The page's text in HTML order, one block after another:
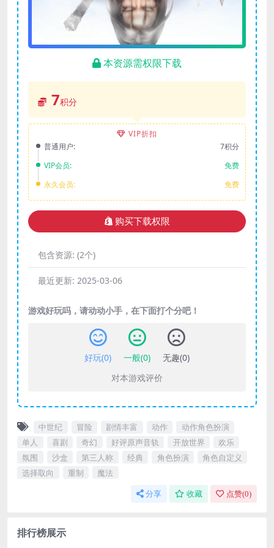
本资源需权限下载
7积分
VIP折扣
普通用户:
7积分
VIP会员:
免费
永久会员:
免费
购买下载权限
包含资源: (2个)
最近更新: 2025-03-06
游戏好玩吗，请动动小手，在下面打个分吧！
好玩(0) 一般(0) 无趣(0)
对本游戏评价
中世纪 冒险 剧情丰富 动作
动作角色扮演
单人
喜剧 奇幻 好评原声音轨 开放世界
欢乐
氛围
沙盒 第三人称 经典 角色扮演
角色自定义
选择取向
重制 魔法
分享 收藏 点赞(0)
排行榜展示